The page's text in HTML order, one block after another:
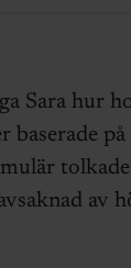
Sara hur
baserade på
tolkade
av